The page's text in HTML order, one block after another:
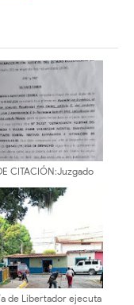
CITACIÓN:Juzgado
y del Tránsito
Judicial
Bolivariano de Mérida
de Libertador ejecuta